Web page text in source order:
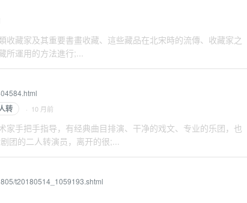
收藏家及其重要書畫收藏、這些藏品在北宋時的流傳、收藏家之
所運用的方法進行;...
转 · 10 月前
手把手指导，有经典曲目排演、干净的戏文、专业的乐团，也
团的二人转演员，离开的很;...
t20180514_1059193.shtml